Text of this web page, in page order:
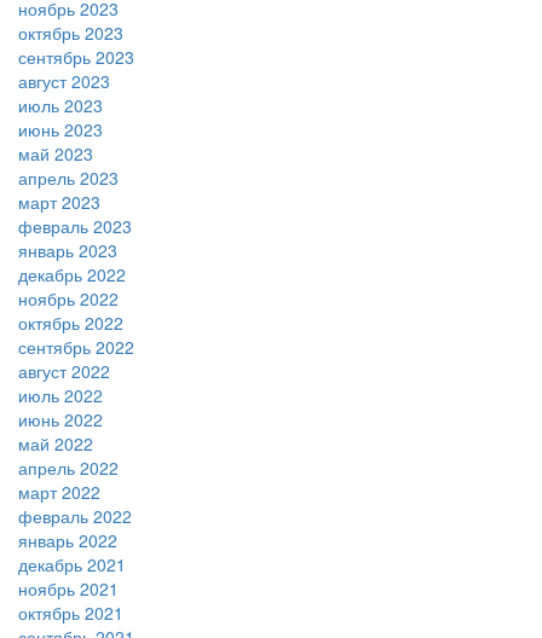
ноябрь 2023
октябрь 2023
сентябрь 2023
август 2023
июль 2023
июнь 2023
май 2023
апрель 2023
март 2023
февраль 2023
январь 2023
декабрь 2022
ноябрь 2022
октябрь 2022
сентябрь 2022
август 2022
июль 2022
июнь 2022
май 2022
апрель 2022
март 2022
февраль 2022
январь 2022
декабрь 2021
ноябрь 2021
октябрь 2021